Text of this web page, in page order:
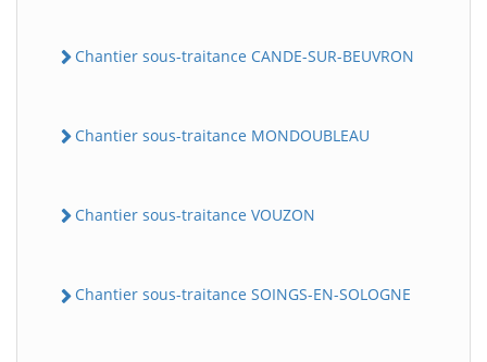
Chantier sous-traitance CANDE-SUR-BEUVRON
Chantier sous-traitance MONDOUBLEAU
Chantier sous-traitance VOUZON
Chantier sous-traitance SOINGS-EN-SOLOGNE